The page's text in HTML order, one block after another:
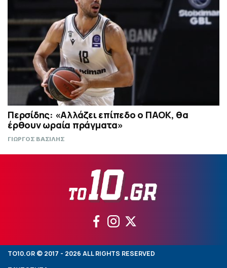
Περσίδης: «Αλλάζει επίπεδο ο ΠΑΟΚ, θα
έρθουν ωραία πράγματα»
ΓΙΩΡΓΟΣ ΒΑΣΙΛΗΣ
TO10.GR © 2017 - 2026 ALL RIGHTS RESERVED